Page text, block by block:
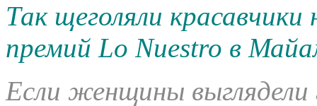
Так щеголяли красавчики
премий Lo Nuestro в
Если женщины выглядели